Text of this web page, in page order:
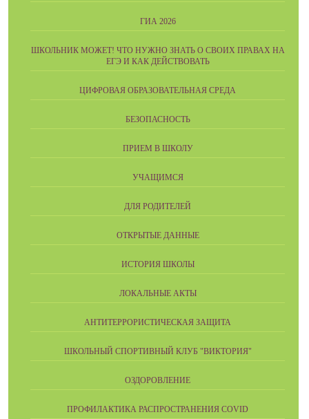
ГИА 2026
ШКОЛЬНИК МОЖЕТ! ЧТО НУЖНО ЗНАТЬ О СВОИХ ПРАВАХ НА
ЕГЭ И КАК ДЕЙСТВОВАТЬ
ЦИФРОВАЯ ОБРАЗОВАТЕЛЬНАЯ СРЕДА
БЕЗОПАСНОСТЬ
ПРИЕМ В ШКОЛУ
УЧАЩИМСЯ
ДЛЯ РОДИТЕЛЕЙ
ОТКРЫТЫЕ ДАННЫЕ
ИСТОРИЯ ШКОЛЫ
ЛОКАЛЬНЫЕ АКТЫ
АНТИТЕРРОРИСТИЧЕСКАЯ ЗАЩИТА
ШКОЛЬНЫЙ СПОРТИВНЫЙ КЛУБ "ВИКТОРИЯ"
ОЗДОРОВЛЕНИЕ
ПРОФИЛАКТИКА РАСПРОСТРАНЕНИЯ COVID